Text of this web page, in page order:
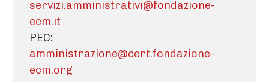
servizi.amministrativi@fondazione-
ecm.it
PEC:
amministrazione@cert.fondazione-
ecm.org